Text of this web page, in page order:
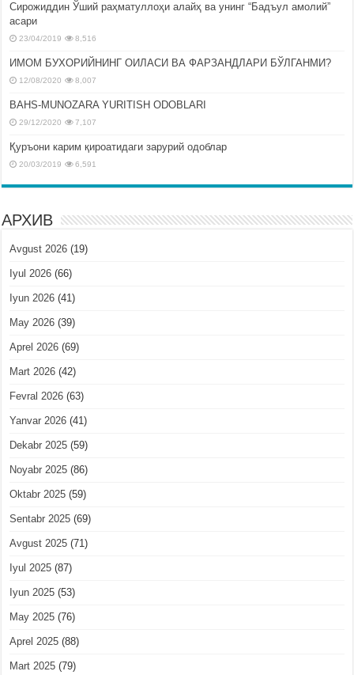
Сирожиддин Ўший раҳматуллоҳи алайҳ ва унинг “Бадъул амолий”
асари
23/04/2019 8,516
ИМОМ БУХОРИЙНИНГ ОИЛАСИ ВА ФАРЗАНДЛАРИ БЎЛГАНМИ?
12/08/2020 8,007
BAHS-MUNOZARA YURITISH ODOBLARI
29/12/2020 7,107
Қуръони карим қироатидаги зарурий одоблар
20/03/2019 6,591
АРХИВ
Avgust 2026 (19)
Iyul 2026 (66)
Iyun 2026 (41)
May 2026 (39)
Aprel 2026 (69)
Mart 2026 (42)
Fevral 2026 (63)
Yanvar 2026 (41)
Dekabr 2025 (59)
Noyabr 2025 (86)
Oktabr 2025 (59)
Sentabr 2025 (69)
Avgust 2025 (71)
Iyul 2025 (87)
Iyun 2025 (53)
May 2025 (76)
Aprel 2025 (88)
Mart 2025 (79)